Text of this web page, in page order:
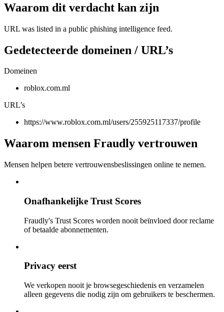
Waarom dit verdacht kan zijn
URL was listed in a public phishing intelligence feed.
Gedetecteerde domeinen / URL’s
Domeinen
roblox.com.ml
URL’s
https://www.roblox.com.ml/users/255925117337/profile
Waarom mensen Fraudly vertrouwen
Mensen helpen betere vertrouwensbeslissingen online te nemen.
Onafhankelijke Trust Scores
Fraudly's Trust Scores worden nooit beïnvloed door reclame
of betaalde abonnementen.
Privacy eerst
We verkopen nooit je browsegeschiedenis en verzamelen
alleen gegevens die nodig zijn om gebruikers te beschermen.